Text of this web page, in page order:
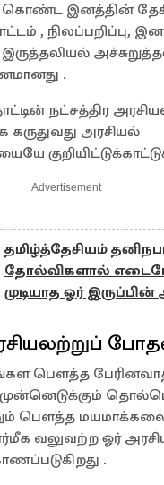
கொண்ட இனத்தின்
, நிலப்பறிப்பு,
.
நட்சத்திர
கருதுவது அரசியல்
Advertisement
தமிழ்த்தேசியம்
தோல்விகளால்
முடியாத ஓர்
பௌத்த
முன்னெடுக்கும்
பௌத்த
வலுவற்ற ஓர்
.